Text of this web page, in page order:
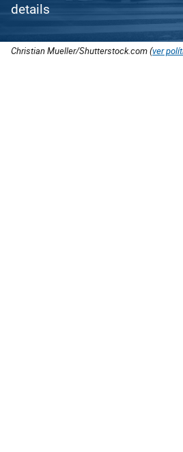
details
Christian Mueller/Shutterstock.com (ver